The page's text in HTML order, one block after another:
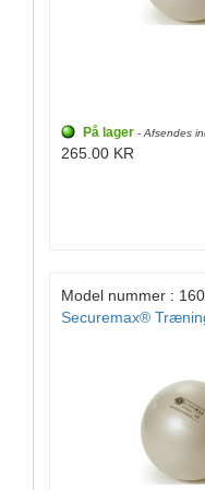
På lager - Afsendes
265.00 KR
Model nummer :
Securemax®